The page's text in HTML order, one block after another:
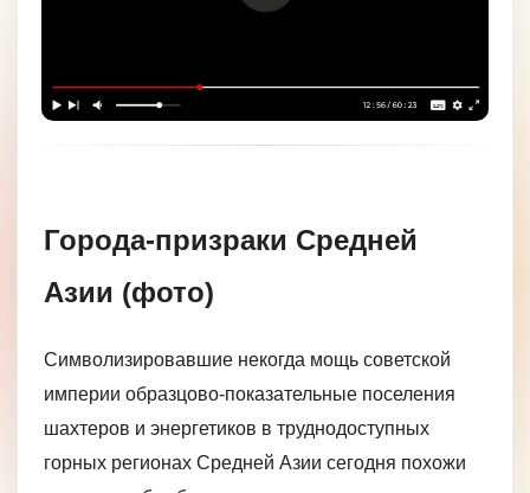
Города-призраки Средней
Азии (фото)
Символизировавшие некогда мощь советской
империи образцово-показательные поселения
шахтеров и энергетиков в труднодоступных
горных регионах Средней Азии сегодня похожи